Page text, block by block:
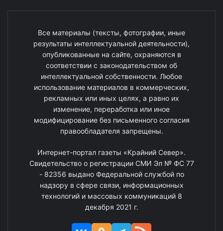
Все материалы (тексты, фотографии, иные
результаты интеллектуальной деятельности),
опубликованные на сайте, охраняются в
соответствии с законодательством об
интеллектуальной собственности. Любое
использование материалов в коммерческих,
рекламных или иных целях, а равно их
изменение, переработка или иное
модифицирование без письменного согласия
правообладателя запрещены.
Интернет-портал газеты «Крайний Север».
Свидетельство о регистрации СМИ Эл № ФС 77
- 82356 выдано Федеральной службой по
надзору в сфере связи, информационных
технологий и массовых коммуникаций 8
декабря 2021 г.